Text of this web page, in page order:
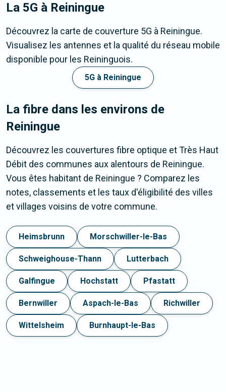
La 5G à Reiningue
Découvrez la carte de couverture 5G à Reiningue.
Visualisez les antennes et la qualité du réseau mobile
disponible pour les Reininguois.
5G à Reiningue
La fibre dans les environs de
Reiningue
Découvrez les couvertures fibre optique et Très Haut
Débit des communes aux alentours de Reiningue.
Vous êtes habitant de Reiningue ? Comparez les
notes, classements et les taux d'éligibilité des villes
et villages voisins de votre commune.
Heimsbrunn Morschwiller-le-Bas
Schweighouse-Thann Lutterbach
Galfingue Hochstatt Pfastatt
Bernwiller Aspach-le-Bas Richwiller
Wittelsheim Burnhaupt-le-Bas